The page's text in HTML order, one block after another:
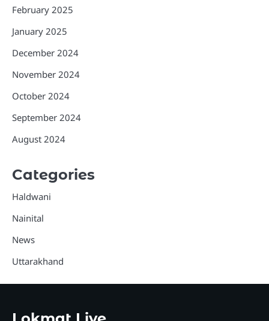
February 2025
January 2025
December 2024
November 2024
October 2024
September 2024
August 2024
Categories
Haldwani
Nainital
News
Uttarakhand